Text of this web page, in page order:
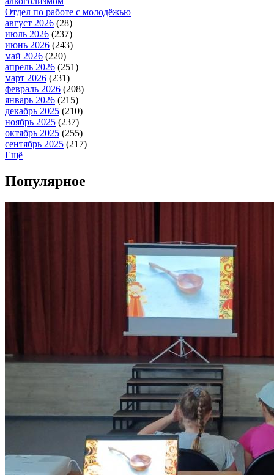
Отдел по работе с молодёжью
август 2026 (28)
июль 2026 (237)
июнь 2026 (243)
май 2026 (220)
апрель 2026 (251)
март 2026 (231)
февраль 2026 (208)
январь 2026 (215)
декабрь 2025 (210)
ноябрь 2025 (237)
октябрь 2025 (255)
сентябрь 2025 (217)
Ещё
Популярное